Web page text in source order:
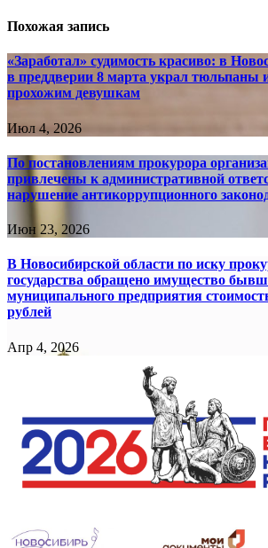
Похожая запись
«Заработал» судимость красиво: в
в преддверии 8 марта украл тюльпаны
прохожим девушкам
Июл 4, 2026
По постановлениям прокурора
привлечены к административной
нарушение антикоррупционного
Июн 23, 2026
В Новосибирской области по иску
государства обращено имущество
муниципального предприятия
рублей
Апр 4, 2026